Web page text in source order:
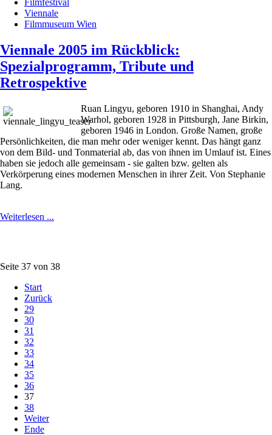
Viennale
Filmmuseum Wien
Viennale 2005 im Rückblick:
Spezialprogramm, Tribute und
Retrospektive
Ruan Lingyu, geboren 1910 in Shanghai, Andy
Warhol, geboren 1928 in Pittsburgh, Jane Birkin,
geboren 1946 in London. Große Namen, große
Persönlichkeiten, die man mehr oder weniger kennt. Das hängt ganz
von dem Bild- und Tonmaterial ab, das von ihnen im Umlauf ist. Eines
haben sie jedoch alle gemeinsam - sie galten bzw. gelten als
Verkörperung eines modernen Menschen in ihrer Zeit. Von Stephanie
Lang.
Weiterlesen ...
Seite 37 von 38
Start
Zurück
29
30
31
32
33
34
35
36
37
38
Weiter
Ende